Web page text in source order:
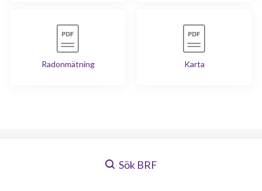
Radonmätning Karta
Sök BRF